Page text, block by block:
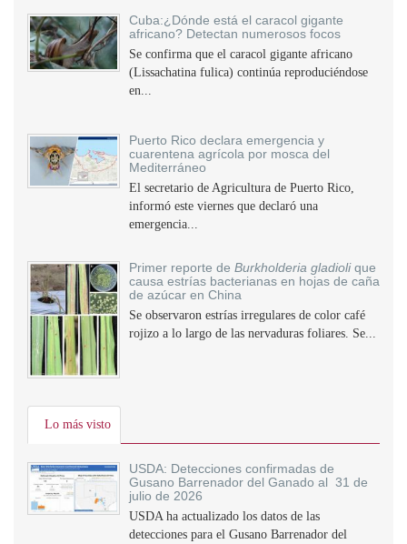
Cuba:¿Dónde está el caracol gigante
africano? Detectan numerosos focos
Se confirma que el caracol gigante africano
(Lissachatina fulica) continúa reproduciéndose
en...
Puerto Rico declara emergencia y
cuarentena agrícola por mosca del
Mediterráneo
El secretario de Agricultura de Puerto Rico,
informó este viernes que declaró una
emergencia...
Primer reporte de Burkholderia gladiolique
causa estrías bacterianas en hojas de caña
de azúcar en China
Se observaron estrías irregulares de color café
rojizo a lo largo de las nervaduras foliares. Se...
Lo más visto
USDA: Detecciones confirmadas de
Gusano Barrenador del Ganado al 31 de
julio de 2026
USDA ha actualizado los datos de las
detecciones para el Gusano Barrenador del